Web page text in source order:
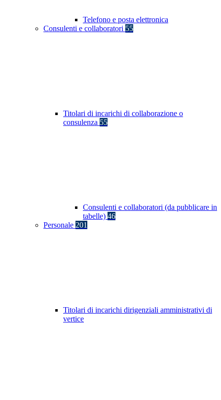
Telefono e posta elettronica
Consulenti e collaboratori 55
Titolari di incarichi di collaborazione o
consulenza 55
Consulenti e collaboratori (da pubblicare in
tabelle) 46
Personale 201
Titolari di incarichi dirigenziali amministrativi di
vertice